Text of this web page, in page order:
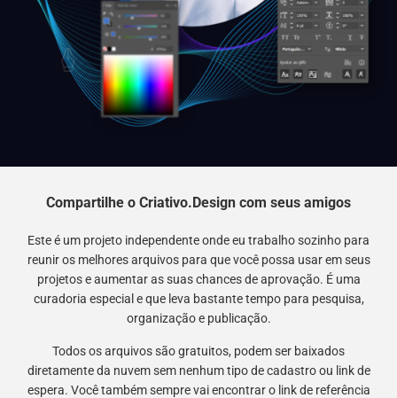
Compartilhe o Criativo.Design com seus amigos
Este é um projeto independente onde eu trabalho sozinho para
reunir os melhores arquivos para que você possa usar em seus
projetos e aumentar as suas chances de aprovação. É uma
curadoria especial e que leva bastante tempo para pesquisa,
organização e publicação.
Todos os arquivos são gratuitos, podem ser baixados
diretamente da nuvem sem nenhum tipo de cadastro ou link de
espera. Você também sempre vai encontrar o link de referência